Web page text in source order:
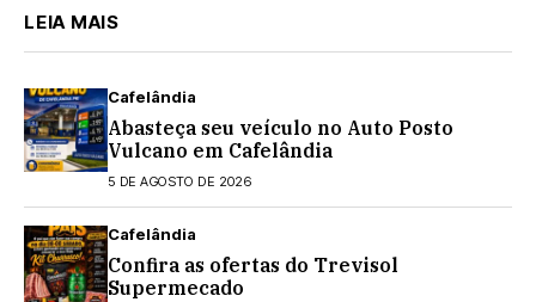
LEIA MAIS
Cafelândia
Abasteça seu veículo no Auto Posto
Vulcano em Cafelândia
5 DE AGOSTO DE 2026
Cafelândia
Confira as ofertas do Trevisol
Supermecado